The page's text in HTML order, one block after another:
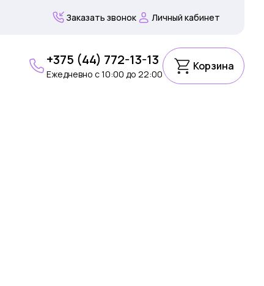
Заказать звонок Личный кабинет
+375 (44) 772-13-13
Ежедневно c 10:00 до 22:00
Корзина